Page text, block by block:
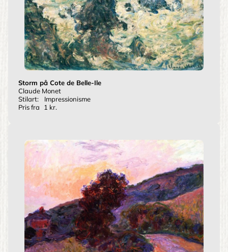
Storm på Cote de Belle-Ile
Claude Monet
Stilart:
Impressionisme
Pris fra
1 kr.